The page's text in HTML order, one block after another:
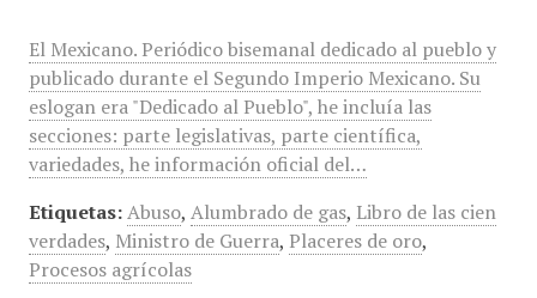
El Mexicano. Periódico bisemanal dedicado al pueblo y
publicado durante el Segundo Imperio Mexicano. Su
eslogan era "Dedicado al Pueblo", he incluía las
secciones: parte legislativas, parte científica,
variedades, he información oficial del…
Etiquetas: Abuso, Alumbrado de gas, Libro de las cien
verdades, Ministro de Guerra, Placeres de oro,
Procesos agrícolas